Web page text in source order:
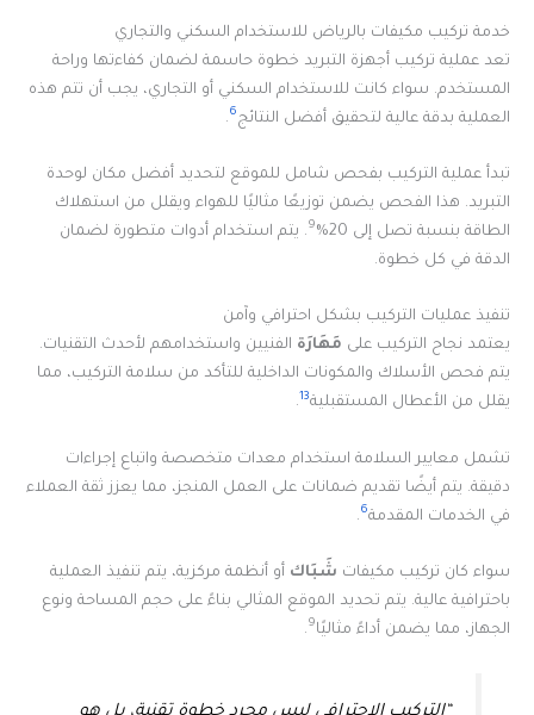
خدمة تركيب مكيفات بالرياض للاستخدام السكني والتجاري
تعد عملية تركيب أجهزة التبريد خطوة حاسمة لضمان كفاءتها وراحة
المستخدم. سواء كانت للاستخدام السكني أو التجاري، يجب أن تتم هذه
العملية بدقة عالية لتحقيق أفضل النتائج6
.
تبدأ عملية التركيب بفحص شامل للموقع لتحديد أفضل مكان لوحدة
التبريد. هذا الفحص يضمن توزيعًا مثاليًا للهواء ويقلل من استهلاك
الطاقة بنسبة تصل إلى 20%
9. يتم استخدام أدوات متطورة لضمان
الدقة في كل خطوة.
تنفيذ عمليات التركيب بشكل احترافي وآمن
يعتمد نجاح التركيب على مَهَارَة الفنيين واستخدامهم لأحدث التقنيات.
يتم فحص الأسلاك والمكونات الداخلية للتأكد من سلامة التركيب، مما
يقلل من الأعطال المستقبلية13
.
تشمل معايير السلامة استخدام معدات متخصصة واتباع إجراءات
دقيقة. يتم أيضًا تقديم ضمانات على العمل المنجز، مما يعزز ثقة العملاء
في الخدمات المقدمة6
.
سواء كان تركيب مكيفات شَبَاك أو أنظمة مركزية، يتم تنفيذ العملية
باحترافية عالية. يتم تحديد الموقع المثالي بناءً على حجم المساحة ونوع
الجهاز، مما يضمن أداءً مثاليًا9
.